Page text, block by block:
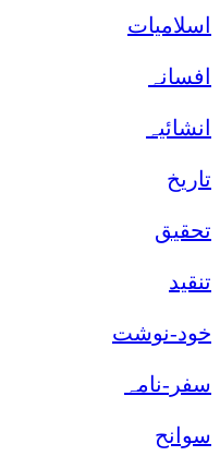
اسلامیات
افسانہ
انشائیہ
تاریخ
تحقیق
تنقید
خود-نوشت
سفر-نامہ
سوانح